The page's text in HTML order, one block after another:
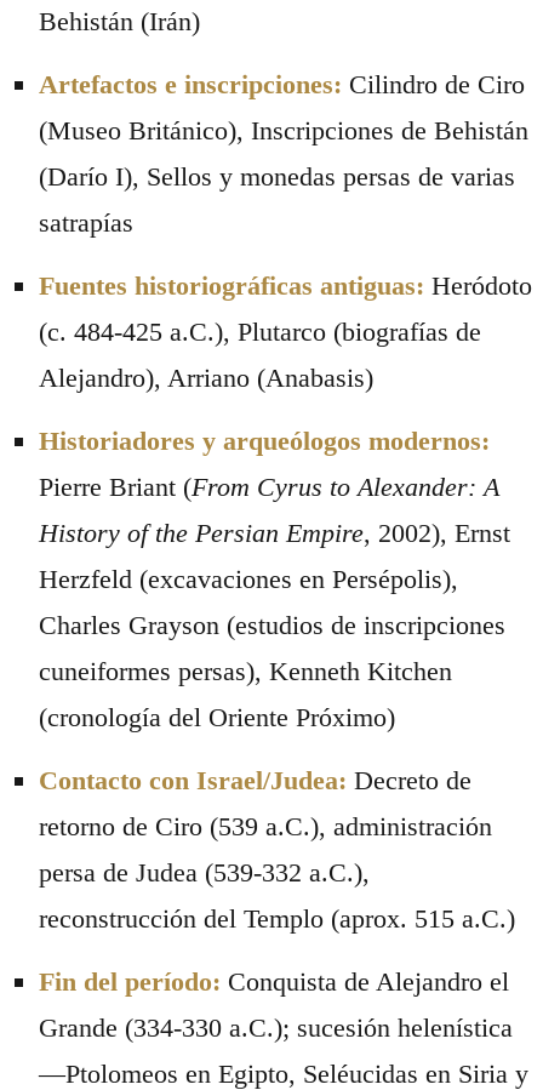
Behistán (Irán)
Artefactos e inscripciones: Cilindro de Ciro
(Museo Británico), Inscripciones de Behistán
(Darío I), Sellos y monedas persas de varias
satrapías
Fuentes historiográficas antiguas: Heródoto
(c. 484-425 a.C.), Plutarco (biografías de
Alejandro), Arriano (Anabasis)
Historiadores y arqueólogos modernos:
Pierre Briant (From Cyrus to Alexander: A
History of the Persian Empire, 2002), Ernst
Herzfeld (excavaciones en Persépolis),
Charles Grayson (estudios de inscripciones
cuneiformes persas), Kenneth Kitchen
(cronología del Oriente Próximo)
Contacto con Israel/Judea: Decreto de
retorno de Ciro (539 a.C.), administración
persa de Judea (539-332 a.C.),
reconstrucción del Templo (aprox. 515 a.C.)
Fin del período: Conquista de Alejandro el
Grande (334-330 a.C.); sucesión helenística
—Ptolomeos en Egipto, Seléucidas en Siria y